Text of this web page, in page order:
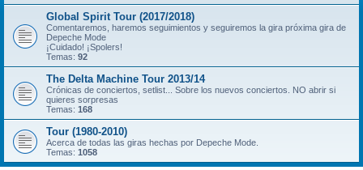
Global Spirit Tour (2017/2018)
Comentaremos, haremos seguimientos y seguiremos la gira próxima gira de
Depeche Mode
¡Cuidado! ¡Spolers!
Temas: 92
The Delta Machine Tour 2013/14
Crónicas de conciertos, setlist... Sobre los nuevos conciertos. NO abrir si
quieres sorpresas
Temas: 168
Tour (1980-2010)
Acerca de todas las giras hechas por Depeche Mode.
Temas: 1058